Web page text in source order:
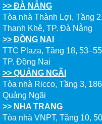
>> ĐÀ NẴNG
Tòa nhà Thành Lợi, Tầng
Thanh Khê, TP. Đà Nẵng
>> ĐỒNG NAI
TTC Plaza, Tầng 18,
TP. Đồng Nai
>> QUẢNG NGÃI
Tòa nhà Ricco, Tầng 3,
Quảng Ngãi
>> NHA TRANG
Tòa nhà VNPT, Tầng 10,